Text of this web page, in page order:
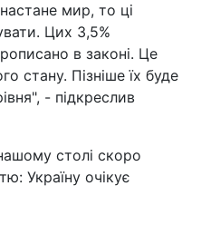
мир, то ці
Цих 3,5%
в законі. Це
стану. Пізніше їх буде
- підкреслив
столі скоро
Україну очікує